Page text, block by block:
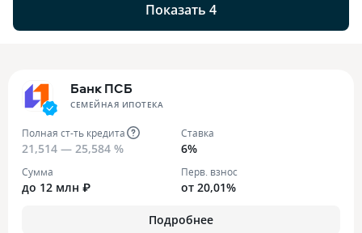
Показать 4
Банк ПСБ
СЕМЕЙНАЯ ИПОТЕКА
Полная ст-ть кредита
21,514 — 25,584 %
Ставка
6%
Сумма
до 12 млн ₽
Перв. взнос
от 20,01%
Подробнее